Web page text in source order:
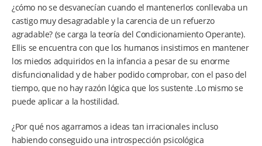
¿cómo no se desvanecían cuando el mantenerlos conllevaba un
castigo muy desagradable y la carencia de un refuerzo
agradable? (se carga la teoría del Condicionamiento Operante).
Ellis se encuentra con que los humanos insistimos en mantener
los miedos adquiridos en la infancia a pesar de su enorme
disfuncionalidad y de haber podido comprobar, con el paso del
tiempo, que no hay razón lógica que los sustente .Lo mismo se
puede aplicar a la hostilidad.
¿Por qué nos agarramos a ideas tan irracionales incluso
habiendo conseguido una introspección psicológica